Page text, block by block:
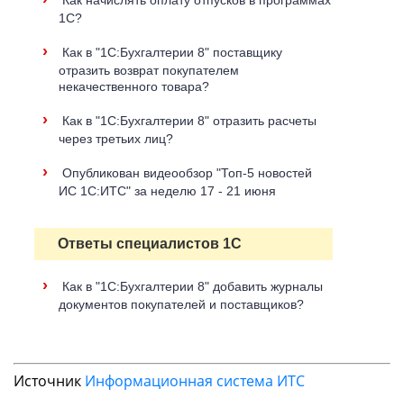
1C?
›
Как в "1С:Бухгалтерии 8" поставщику
отразить возврат покупателем
некачественного товара?
›
Как в "1С:Бухгалтерии 8" отразить расчеты
через третьих лиц?
›
Опубликован видеообзор "Топ-5 новостей
ИС 1С:ИТС" за неделю 17 - 21 июня
Ответы специалистов 1С
›
Как в "1С:Бухгалтерии 8" добавить журналы
документов покупателей и поставщиков?
Источник Информационная система ИТС